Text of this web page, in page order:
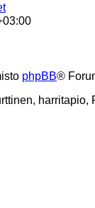
phpBB®
harritapio,